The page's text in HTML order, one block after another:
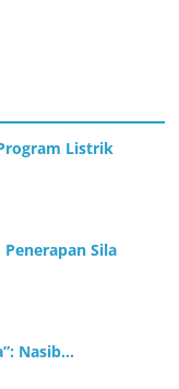
Listrik
Sila
Nasib…